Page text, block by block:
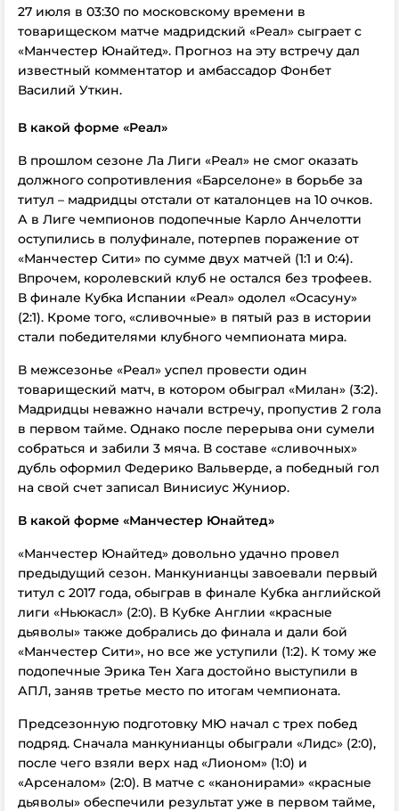
27 июля в 03:30 по московскому времени в
товарищеском матче мадридский «Реал» сыграет с
«Манчестер Юнайтед». Прогноз на эту встречу дал
известный комментатор и амбассадор Фонбет
Василий Уткин.
В какой форме «Реал»
В прошлом сезоне Ла Лиги «Реал» не смог оказать
должного сопротивления «Барселоне» в борьбе за
титул – мадридцы отстали от каталонцев на 10 очков.
А в Лиге чемпионов подопечные Карло Анчелотти
оступились в полуфинале, потерпев поражение от
«Манчестер Сити» по сумме двух матчей (1:1 и 0:4).
Впрочем, королевский клуб не остался без трофеев.
В финале Кубка Испании «Реал» одолел «Осасуну»
(2:1). Кроме того, «сливочные» в пятый раз в истории
стали победителями клубного чемпионата мира.
В межсезонье «Реал» успел провести один
товарищеский матч, в котором обыграл «Милан» (3:2).
Мадридцы неважно начали встречу, пропустив 2 гола
в первом тайме. Однако после перерыва они сумели
собраться и забили 3 мяча. В составе «сливочных»
дубль оформил Федерико Вальверде, а победный гол
на свой счет записал Винисиус Жуниор.
В какой форме «Манчестер Юнайтед»
«Манчестер Юнайтед» довольно удачно провел
предыдущий сезон. Манкунианцы завоевали первый
титул с 2017 года, обыграв в финале Кубка английской
лиги «Ньюкасл» (2:0). В Кубке Англии «красные
дьяволы» также добрались до финала и дали бой
«Манчестер Сити», но все же уступили (1:2). К тому же
подопечные Эрика Тен Хага достойно выступили в
АПЛ, заняв третье место по итогам чемпионата.
Предсезонную подготовку МЮ начал с трех побед
подряд. Сначала манкунианцы обыграли «Лидс» (2:0),
после чего взяли верх над «Лионом» (1:0) и
«Арсеналом» (2:0). В матче с «канонирами» «красные
дьяволы» обеспечили результат уже в первом тайме,